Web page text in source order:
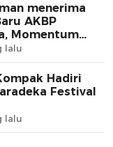
menerima
AKBP
Momentum
lalu
Hadiri
Festival
lalu